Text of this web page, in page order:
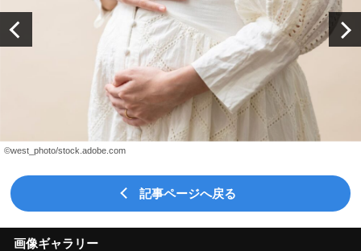
©west_photo/stock.adobe.com
記事ページへ戻る
画像ギャラリー